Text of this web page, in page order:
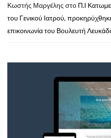
Κωστής Μαργέλης στο Π.Ι
του Γενικού Ιατρού,
επικοινωνία του Βουλευτή